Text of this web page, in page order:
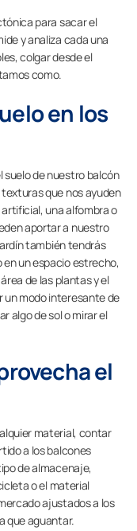
para sacar el
y analiza cada una
colgar desde el
como.
en los
suelo de nuestro balcón
que nos ayuden
una alfombra o
aportar a nuestro
también tendrás
un espacio estrecho,
de las plantas y el
un modo interesante de
algo de sol o mirar el
el
material, contar
a los balcones
de almacenaje,
o el material
ajustados a los
que aguantar.